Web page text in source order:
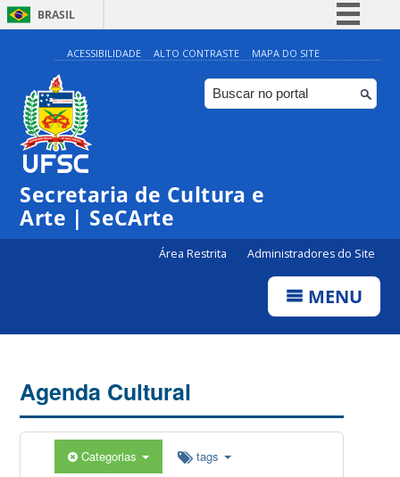
BRASIL
Simplifique!
Comunica BR
Participe
ACESSIBILIDADE ALTO CONTRASTE MAPA DO SITE
Secretaria de Cultura e
Arte | SeCArte
Área Restrita Administradores do Site
MENU
Agenda Cultural
Categorias tags